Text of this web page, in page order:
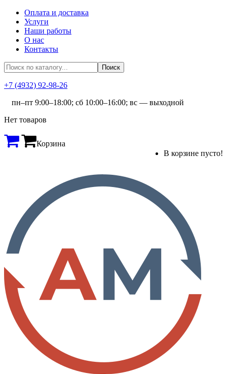
Оплата и доставка
Услуги
Наши работы
О нас
Контакты
+7 (4932) 92-98-26
пн–пт 9:00–18:00; сб 10:00–16:00; вс — выходной
Нет товаров
Корзина
В корзине пусто!